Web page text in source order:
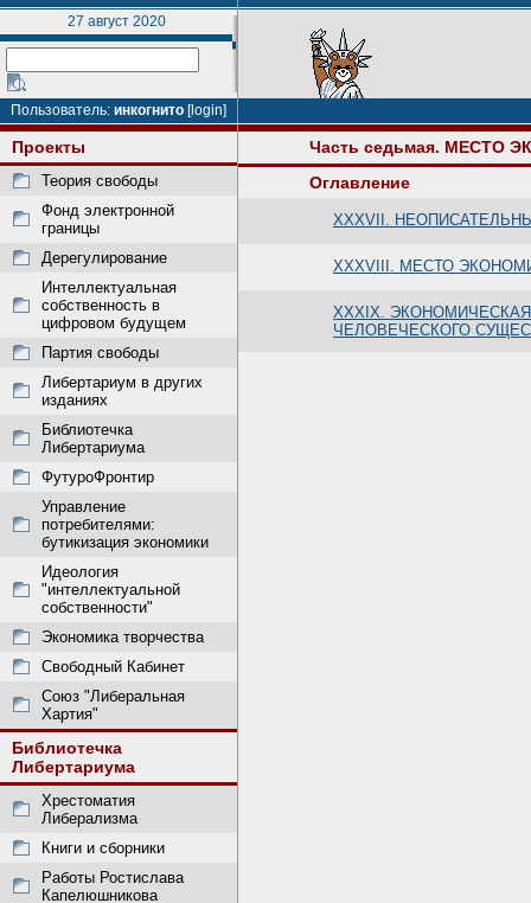
27 август 2020
Пользователь: инкогнито [login]
Проекты
Теория свободы
Фонд электронной
границы
Дерегулирование
Интеллектуальная
собственность в
цифровом будущем
Партия свободы
Либертариум в других
изданиях
Библиотечка
Либертариума
ФутуроФронтир
Управление
потребителями:
бутикизация экономики
Идеология
"интеллектуальной
собственности"
Экономика творчества
Свободный Кабинет
Союз "Либеральная
Хартия"
Библиотечка
Либертариума
Хрестоматия
Либерализма
Книги и сборники
Работы Ростислава
Капелюшникова
Часть седьмая. МЕСТО
Оглавление
XXXVII.
XXXVIII. МЕСТО
XXXIX.
ЧЕЛОВЕЧЕСКОГО